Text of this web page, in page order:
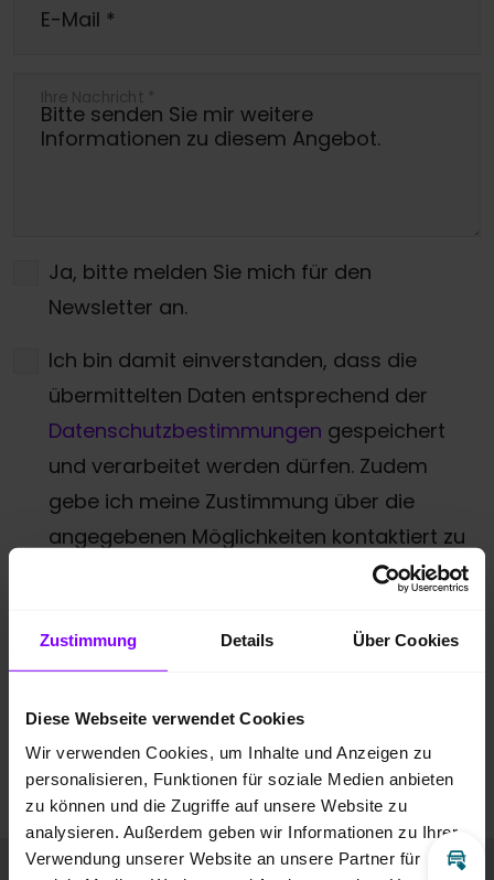
Zustimmung Details Über Cookies
Diese Webseite verwendet Cookies
Wir verwenden Cookies, um Inhalte und Anzeigen zu
personalisieren, Funktionen für soziale Medien anbieten
zu können und die Zugriffe auf unsere Website zu
analysieren. Außerdem geben wir Informationen zu Ihrer
Verwendung unserer Website an unsere Partner für
E-Mail *
Ihre Nachricht *
Ja, bitte melden Sie mich für den
Newsletter an.
Ich bin damit einverstanden, dass die
übermittelten Daten entsprechend der
Datenschutzbestimmungen gespeichert
und verarbeitet werden dürfen. Zudem
gebe ich meine Zustimmung über die
angegebenen Möglichkeiten kontaktiert zu
Anti-Roboter-Verifizierung
FriendlyCaptcha ⇗
Anfrage absenden